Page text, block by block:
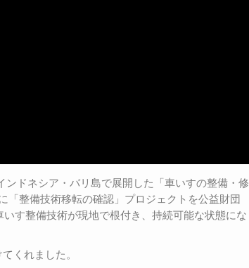
ドネシア・バリ島で展開した「車いすの整備・修
整備技術移転の確認」プロジェクトを公益財団
す整備技術が現地で根付き、持続可能な状態にな
くれました。